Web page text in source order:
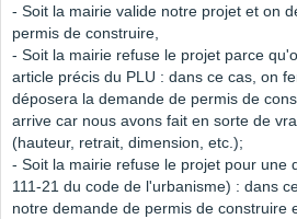
- Soit la mairie valide notre projet et on
permis de construire,
- Soit la mairie refuse le projet parce
article précis du PLU : dans ce cas, on
déposera la demande de permis de
arrive car nous avons fait en sorte de
(hauteur, retrait, dimension, etc.);
- Soit la mairie refuse le projet pour une
111-21 du code de l'urbanisme) : dans
notre demande de permis de construire